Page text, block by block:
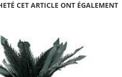
CET ARTICLE ONT ÉGALEMENT